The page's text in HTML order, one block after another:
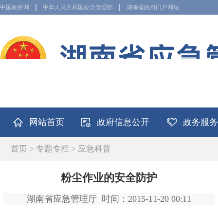
中国政府网 中华人民共和国应急管理部 湖南省政府门户网站
网站首页 政府信息公开 政务服务
首页> 专题专栏 > 应急科普
粉尘作业的安全防护
湖南省应急管理厅 时间：2015-11-20 00:11